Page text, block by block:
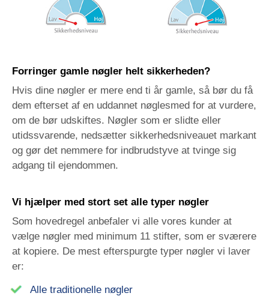
Forringer gamle nøgler helt sikkerheden?
Hvis dine nøgler er mere end ti år gamle, så bør du få
dem efterset af en uddannet nøglesmed for at vurdere,
om de bør udskiftes. Nøgler som er slidte eller
utidssvarende, nedsætter sikkerhedsniveauet markant
og gør det nemmere for indbrudstyve at tvinge sig
adgang til ejendommen.
Vi hjælper med stort set alle typer nøgler
Som hovedregel anbefaler vi alle vores kunder at
vælge nøgler med minimum 11 stifter, som er sværere
at kopiere. De mest efterspurgte typer nøgler vi laver
er:
Alle traditionelle nøgler